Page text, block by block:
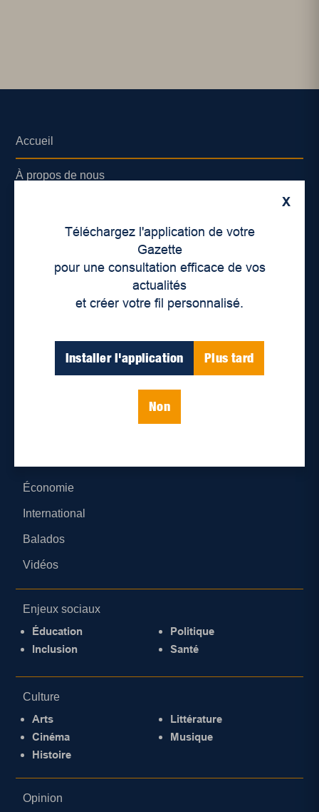
X
Téléchargez l'application de votre
Gazette
pour une consultation efficace de vos
actualités
et créer votre fil personnalisé.
Installer l'application Plus tard
Non
Accueil
À propos de nous
Lieux de distribution
Économie
International
Balados
Vidéos
Enjeux sociaux
Éducation
Inclusion
Politique
Santé
Culture
Arts
Cinéma
Histoire
Littérature
Musique
Opinion